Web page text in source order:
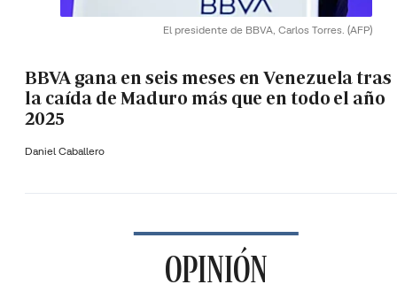
El presidente de BBVA, Carlos Torres. (AFP)
BBVA gana en seis meses en Venezuela tras
la caída de Maduro más que en todo el año
2025
Daniel Caballero
OPINIÓN